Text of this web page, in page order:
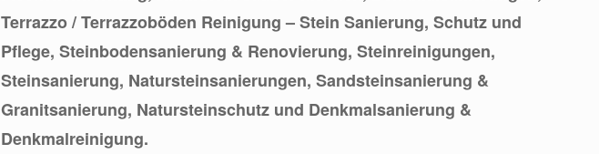
Terrazzo / Terrazzoböden Reinigung – Stein Sanierung, Schutz und
Pflege, Steinbodensanierung & Renovierung, Steinreinigungen,
Steinsanierung, Natursteinsanierungen, Sandsteinsanierung &
Granitsanierung, Natursteinschutz und Denkmalsanierung &
Denkmalreinigung.